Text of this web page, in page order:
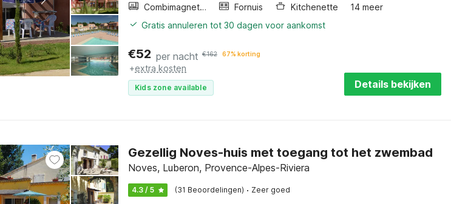
Combimagnetron
Fornuis Kitchenette
14 meer
Gratis annuleren tot 30 dagen voor aankomst
€52 per nacht €162 67% korting
+extra kosten
Kids zone available Details bekijken
Gezellig Noves-huis met toegang tot het zwembad
Noves, Luberon, Provence-Alpes-Riviera
4.3 / 5 (31 Beoordelingen) · Zeer goed